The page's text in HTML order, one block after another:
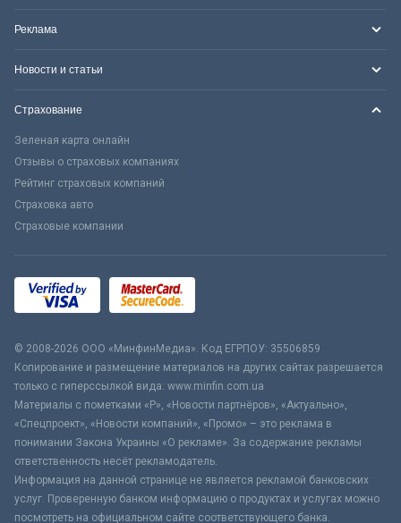
Реклама
Новости и статьи
Страхование
Зеленая карта онлайн
Отзывы о страховых компаниях
Рейтинг страховых компаний
Страховка авто
Страховые компании
© 2008-2026 ООО «МинфинМедиа». Код ЕГРПОУ: 35506859
Копирование и размещение материалов на других сайтах разрешается
только с гиперссылкой вида: www.minfin.com.ua
Материалы с пометками «Р», «Новости партнёров», «Актуально»,
«Спецпроект», «Новости компаний», «Промо» – это реклама в
понимании Закона Украины «О рекламе». За содержание рекламы
ответственность несёт рекламодатель.
Информация на данной странице не является рекламой банковских
услуг. Проверенную банком информацию о продуктах и услугах можно
посмотреть на официальном сайте соответствующего банка.